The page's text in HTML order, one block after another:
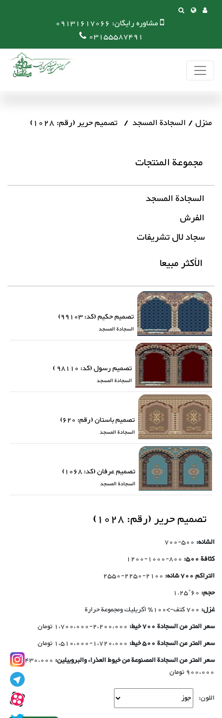
مشاوره رایگان: 09131617066
03155587491
منزل السجادة المسجد تصمیم حریر (رقم: 1028)
مجموعة المنتجات
السجادة المسجد
الفرش
سجاد لال تشریفات
الأكثر مبيعا
تصمیم حکیم (کد: 99103)
السجادة المسجد
تصمیم رسول (کد: 98110 )
السجادة المسجد
تصمیم باستان (رقم: 620)
السجادة المسجد
تصمیم عرفان (کد: 1068)
السجادة المسجد
تصمیم حریر (رقم: 1028)
الشانه: 500-700
كثافة 500:
800-1000-1200
التراکم 700 شانه:
2100-2250-2550
حجم: 60*1.25
غزل: 700 کتف->100٪ أكريليك ومجموعة حرارة
سعر المتر من السجادة 700 خيط:
2،200،000-1،700،000 تومان
سعر المتر من السجادة 500 خيط:
1،720،000-1،510،000 تومان
سعر المتر من السجادة المصنوعة من خيوط العذراء والبروبيلين:
1،430،000-
900،000 تومان
اللون: